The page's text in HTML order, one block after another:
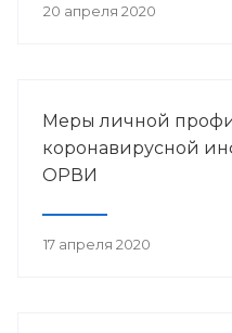
20 апреля 2020
Меры личной
коронавирусной
ОРВИ
17 апреля 2020